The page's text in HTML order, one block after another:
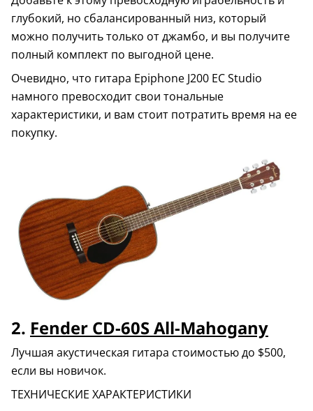
глубокий, но сбалансированный низ, который
можно получить только от джамбо, и вы получите
полный комплект по выгодной цене.
Очевидно, что гитара Epiphone J200 EC Studio
намного превосходит свои тональные
характеристики, и вам стоит потратить время на ее
покупку.
2. Fender CD-60S All-Mahogany
Лучшая акустическая гитара стоимостью до $500,
если вы новичок.
ТЕХНИЧЕСКИЕ ХАРАКТЕРИСТИКИ